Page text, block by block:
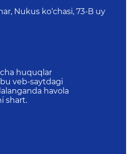
Nukus ko‘chasi, 73-B uу
huquqlar
veb-saytdagi
havola
shart.